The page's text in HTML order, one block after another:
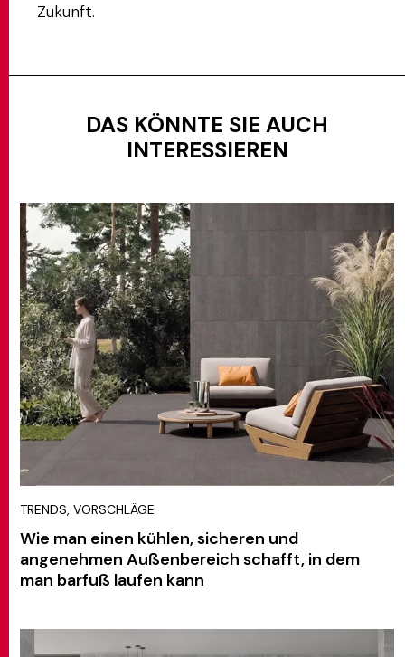
Zukunft.
DAS KÖNNTE SIE AUCH
INTERESSIEREN
TRENDS, VORSCHLÄGE
Wie man einen kühlen, sicheren und
angenehmen Außenbereich schafft, in dem
man barfuß laufen kann